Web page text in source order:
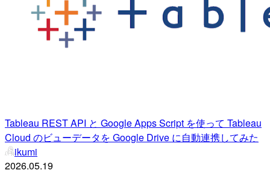
Tableau REST API と Google Apps Script を使って Tableau
Cloud のビューデータを Google Drive に自動連携してみた
ikumi
2026.05.19